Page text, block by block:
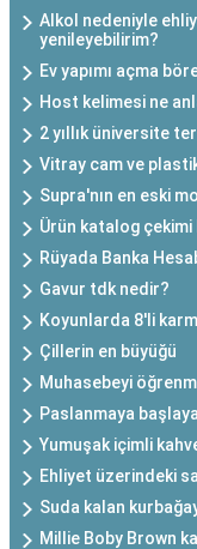
Alkol nedeniyle
yenileyebilirim?
Ev yapımı açma
Host kelimesi ne
2 yıllık üniversite
Vitray cam ve plastik
Supra'nın en eski
Ürün katalog
Rüyada Banka
Gavur tdk nedir?
Koyunlarda 8'li
Çillerin en büyüğü
Muhasebeyi
Paslanmaya
Yumuşak içimli
Ehliyet üzerindeki
Suda kalan
Millie Boby Brown